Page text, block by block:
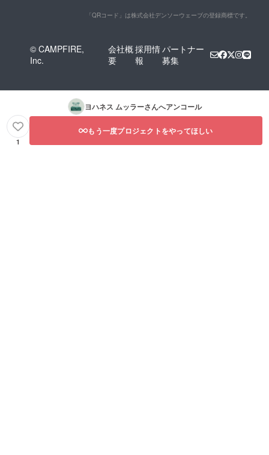
「QRコード」は株式会社デンソーウェーブの登録商標です。
© CAMPFIRE,
Inc.
会社概
要
採用情
報
パートナー
募集
ヨハネス ムッラーさんへアンコール
1
もう一度プロジェクトをやってほしい